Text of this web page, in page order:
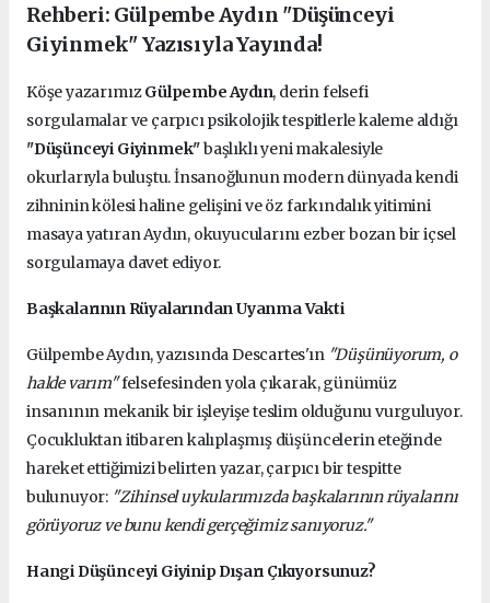
Rehberi: Gülpembe Aydın "Düşünceyi
Giyinmek" Yazısıyla Yayında!
Köşe yazarımızGülpembe Aydın, derin felsefi
sorgulamalar ve çarpıcı psikolojik tespitlerle kaleme aldığı
"Düşünceyi Giyinmek"başlıklı yeni makalesiyle
okurlarıyla buluştu. İnsanoğlunun modern dünyada kendi
zihninin kölesi haline gelişini ve öz farkındalık yitimini
masaya yatıran Aydın, okuyucularını ezber bozan bir içsel
sorgulamaya davet ediyor.
Başkalarının Rüyalarından Uyanma Vakti
Gülpembe Aydın, yazısında Descartes'ın "Düşünüyorum, o
halde varım"felsefesinden yola çıkarak, günümüz
insanının mekanik bir işleyişe teslim olduğunu vurguluyor.
Çocukluktan itibaren kalıplaşmış düşüncelerin eteğinde
hareket ettiğimizi belirten yazar, çarpıcı bir tespitte
bulunuyor: "Zihinsel uykularımızda başkalarının rüyalarını
görüyoruz ve bunu kendi gerçeğimiz sanıyoruz."
Hangi Düşünceyi Giyinip Dışarı Çıkıyorsunuz?